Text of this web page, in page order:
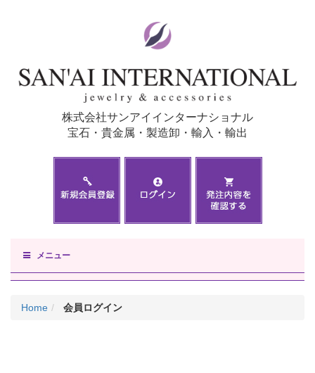
株式会社サンアイインターナショナル
宝石・貴金属・製造卸・輸入・輸出
メニュー
Home 会員ログイン